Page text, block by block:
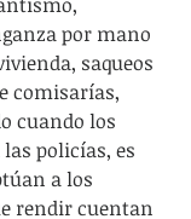
por mano
saqueos
comisarías,
cuando los
policías, es
a los
rendir cuentan